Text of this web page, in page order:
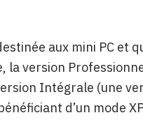
aux mini PC et
la version
Intégrale (une
d’un mode